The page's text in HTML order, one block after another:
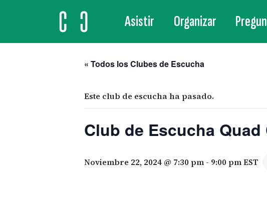
MAIN NAVIGATION
Asistir Organizar
« Todos los Clubes de Escucha
Este club de escucha ha pasado.
Club de Escucha
Noviembre 22, 2024 @ 7:30 pm - 9:00 pmEST